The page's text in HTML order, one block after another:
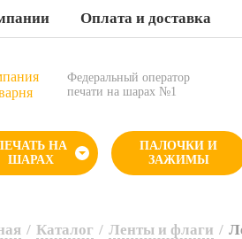
Оплата и доставка
Федеральный оператор
печати на шарах №1
НА
ШАРАХ
ПАЛОЧКИ И
ЗАЖИМЫ
/ Каталог / Ленты и флаги /